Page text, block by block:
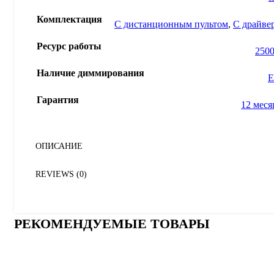
Комплектация С дистанционным пультом, С
Ресурс работы
Наличие диммирования
Гарантия 12
ОПИСАНИЕ
REVIEWS (0)
РЕКОМЕНДУЕМЫЕ ТОВАРЫ